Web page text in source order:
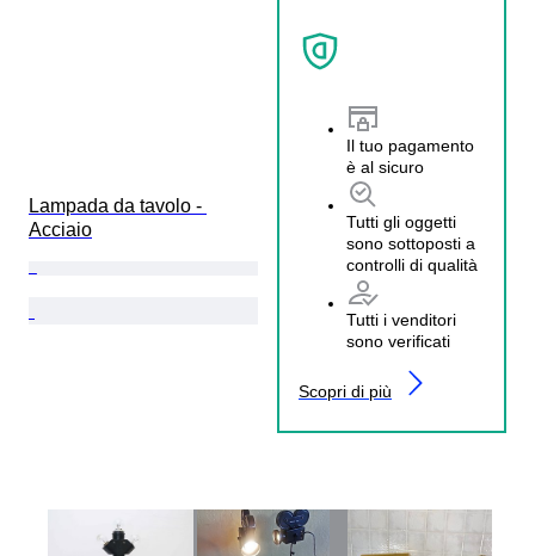
Lampada da tavolo -
Acciaio
Il tuo pagamento
è al sicuro
Tutti gli oggetti
sono sottoposti a
controlli di qualità
Tutti i venditori
sono verificati
Scopri di più